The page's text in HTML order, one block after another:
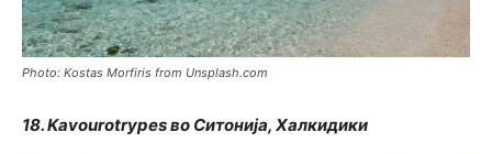
Photo: Kostas Morfiris from Unsplash.com
18. Kavourotrypes во Ситонија, Халкидики